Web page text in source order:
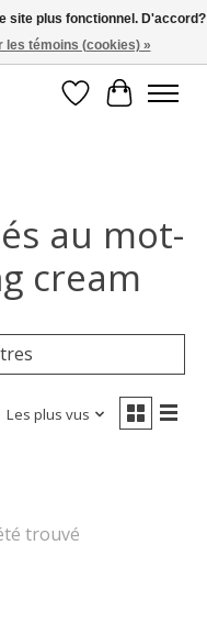
et fiabilité
Liste dePanier
au mot-
cream
Les plus vus
trouvé
site plus fonctionnel. D'accord?
les témoins (cookies) »